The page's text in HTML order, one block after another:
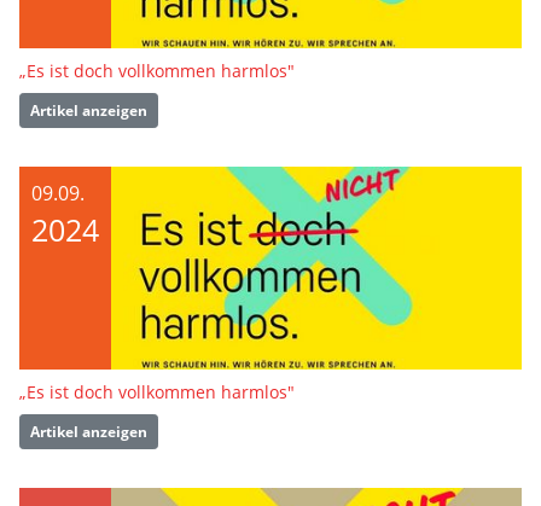
„Es ist doch vollkommen harmlos"
Artikel anzeigen
09.09.
2024
„Es ist doch vollkommen harmlos"
Artikel anzeigen